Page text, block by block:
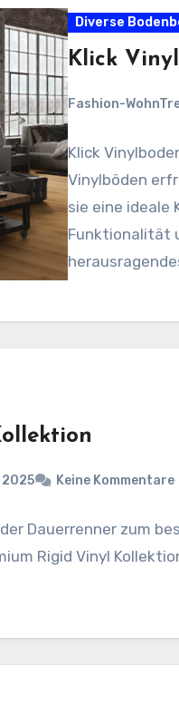
Diverse
Klick
Fashion-
Klick
Vinylböden
sie eine ideale
Funktionalität
2025 Keine Kommentare
Dauerrenner zum
Rigid Vinyl